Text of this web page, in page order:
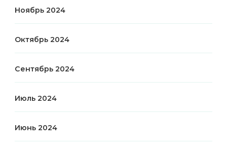
Ноябрь 2024
Октябрь 2024
Сентябрь 2024
Июль 2024
Июнь 2024